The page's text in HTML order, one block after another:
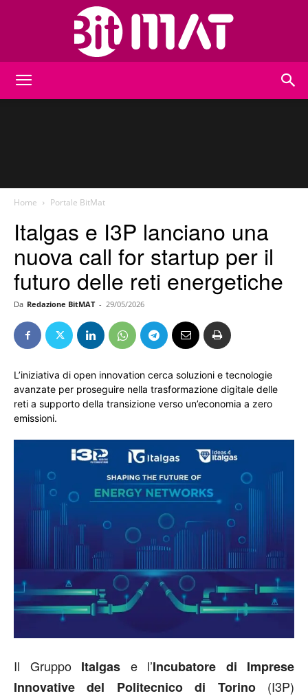
Home Portale BitMat
Italgas e I3P lanciano una
nuova call for startup per il
futuro delle reti energetiche
Da Redazione BitMAT - 29/05/2026
L’iniziativa di open innovation cerca soluzioni e tecnologie
avanzate per proseguire nella trasformazione digitale delle
reti a supporto della transizione verso un’economia a zero
emissioni.
Il Gruppo Italgas e l’Incubatore di Imprese
Innovative del Politecnico di Torino(I3P)